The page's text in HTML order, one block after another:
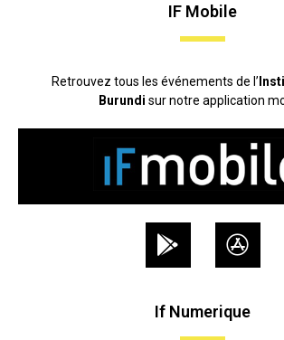
IF Mobile
Retrouvez tous les événements de l’
Burundi sur notre application
If Numerique